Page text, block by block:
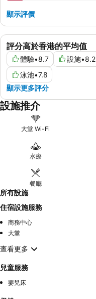
評分高於香港的平均值
體驗•8.7 設施•8.2
泳池•7.8
顯示更多評分
顯示評價
設施推介
大堂 Wi-Fi
水療
餐廳
所有設施
住宿設施服務
商務中心
大堂
查看更多
兒童服務
嬰兒床